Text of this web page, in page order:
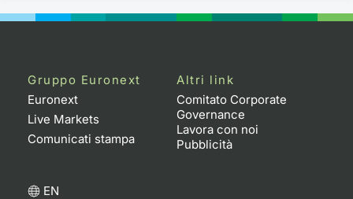
Gruppo Euronext
Euronext
Live Markets
Comunicati stampa
Altri link
Comitato Corporate
Governance
Lavora con noi
Pubblicità
EN